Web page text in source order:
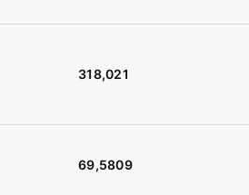
318,021
69,5809